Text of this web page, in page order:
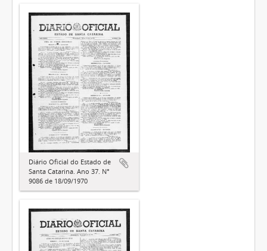
Diário Oficial do Estado de
Santa Catarina. Ano 37. N°
9086 de 18/09/1970